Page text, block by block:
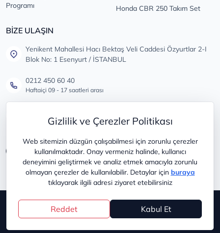
Gizlilik ve Çerezler Politikası
Web sitemizin düzgün çalışabilmesi için zorunlu çerezler
kullanılmaktadır. Onay vermeniz halinde, kullanıcı
deneyimini geliştirmek ve analiz etmek amacıyla zorunlu
olmayan çerezler de kullanılabilir. Detaylar için buraya
tıklayarak ilgili adresi ziyaret etebilirsiniz
Reddet Kabul Et
Programı
Honda CBR 250 Takım Set
BİZE ULAŞIN
Yenikent Mahallesi Hacı Bektaş Veli Caddesi Özyurtlar 2-I
Blok No: 1 Esenyurt / İSTANBUL
0212 450 60 40
Haftaiçi 09 - 17 saatleri arası
Tüm öneri ve şikayetleriniz için
Copyright © 2025
PlatinMarket®E-Ticaret Sistemiİle Hazırlanmıştır.